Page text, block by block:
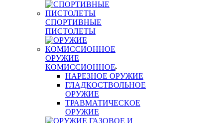
СПОРТИВНЫЕ
ПИСТОЛЕТЫ
ОРУЖИЕ
КОМИССИОННОЕ
НАРЕЗНОЕ ОРУЖИЕ
ГЛАДКОСТВОЛЬНОЕ
ОРУЖИЕ
ТРАВМАТИЧЕСКОЕ
ОРУЖИЕ